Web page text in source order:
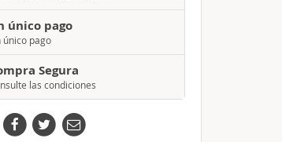
único pago
único pago
Segura
las condiciones